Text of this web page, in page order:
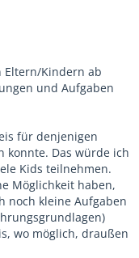
Eltern/Kindern ab
und Aufgaben
für denjenigen
konnte. Das würde ich
Kids teilnehmen.
Möglichkeit haben,
noch kleine Aufgaben
wo möglich, draußen